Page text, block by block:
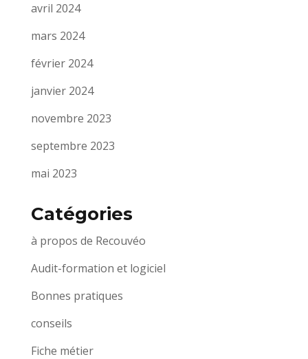
avril 2024
mars 2024
février 2024
janvier 2024
novembre 2023
septembre 2023
mai 2023
Catégories
à propos de Recouvéo
Audit-formation et logiciel
Bonnes pratiques
conseils
Fiche métier